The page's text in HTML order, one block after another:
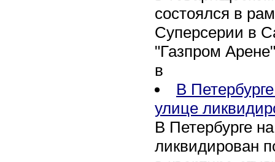
состоялся в
Суперсерии в
"Газпром
в
В
улице
В Петербурге
ликвидирован